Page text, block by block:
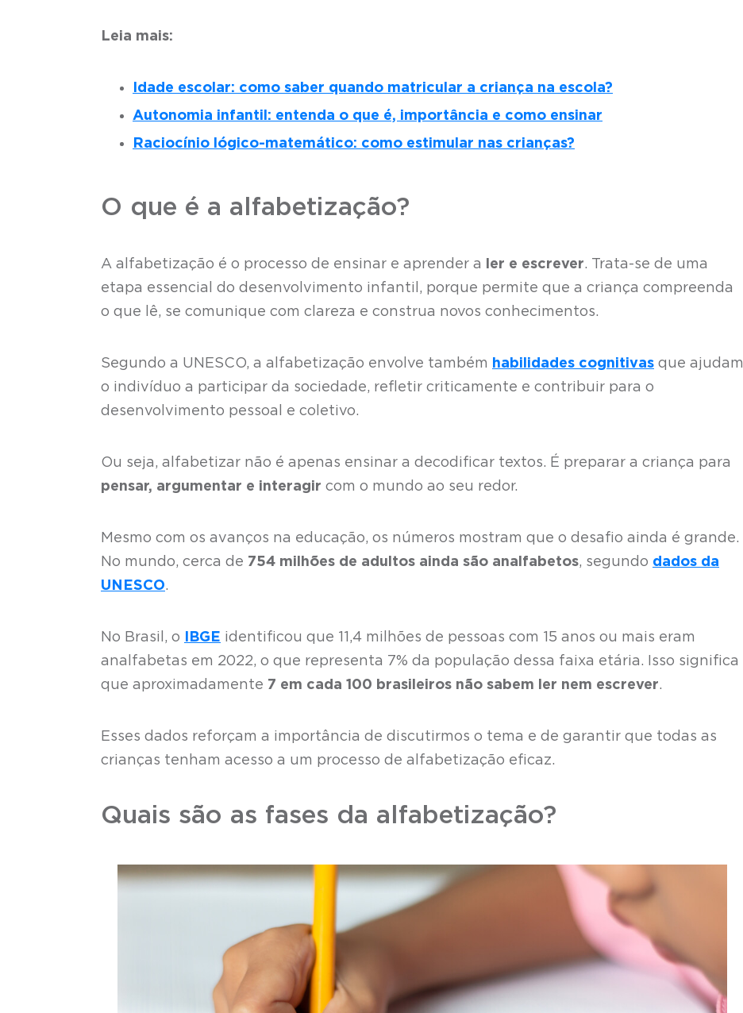
Leia mais:
Idade escolar: como saber quando matricular a criança na escola?
Autonomia infantil: entenda o que é, importância e como ensinar
Raciocínio lógico-matemático: como estimular nas crianças?
O que é a alfabetização?
A alfabetização é o processo de ensinar e aprender a ler e escrever. Trata-se de uma
etapa essencial do desenvolvimento infantil, porque permite que a criança compreenda
o que lê, se comunique com clareza e construa novos conhecimentos.
Segundo a UNESCO, a alfabetização envolve também habilidades cognitivas que ajudam
o indivíduo a participar da sociedade, refletir criticamente e contribuir para o
desenvolvimento pessoal e coletivo.
Ou seja, alfabetizar não é apenas ensinar a decodificar textos. É preparar a criança para
pensar, argumentar e interagir com o mundo ao seu redor.
Mesmo com os avanços na educação, os números mostram que o desafio ainda é grande.
No mundo, cerca de 754 milhões de adultos ainda são analfabetos, segundo dados da
UNESCO.
No Brasil, o IBGE identificou que 11,4 milhões de pessoas com 15 anos ou mais eram
analfabetas em 2022, o que representa 7% da população dessa faixa etária. Isso significa
que aproximadamente 7 em cada 100 brasileiros não sabem ler nem escrever.
Esses dados reforçam a importância de discutirmos o tema e de garantir que todas as
crianças tenham acesso a um processo de alfabetização eficaz.
Quais são as fases da alfabetização?